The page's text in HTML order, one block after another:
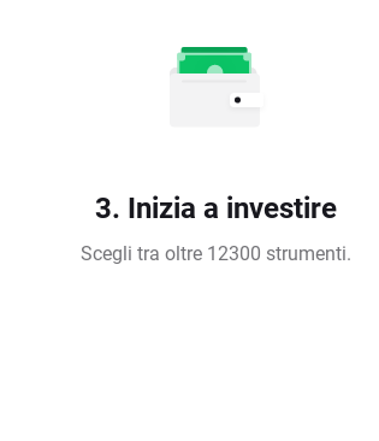
3. Inizia a investire
Scegli tra oltre 12300 strumenti.